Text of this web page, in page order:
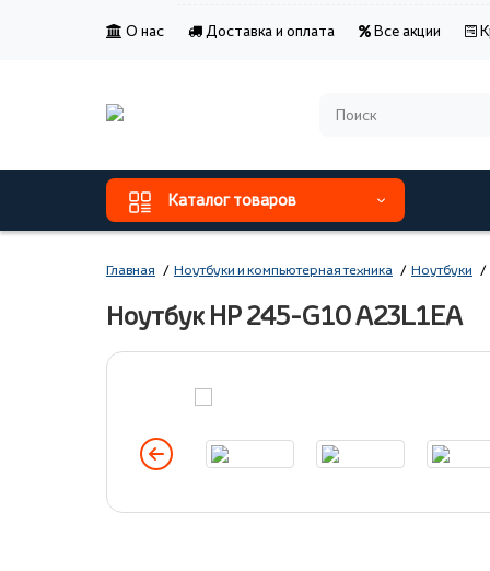
О нас Доставка и оплата Все акции
Каталог товаров
Главная Ноутбуки и компьютерная техника Ноутбуки
Ноутбук HP 245-G10 A23L1EA